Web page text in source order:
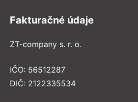
Fakturačné údaje
ZT-company s. r. o.
IČO: 56512287
DIČ: 2122335534